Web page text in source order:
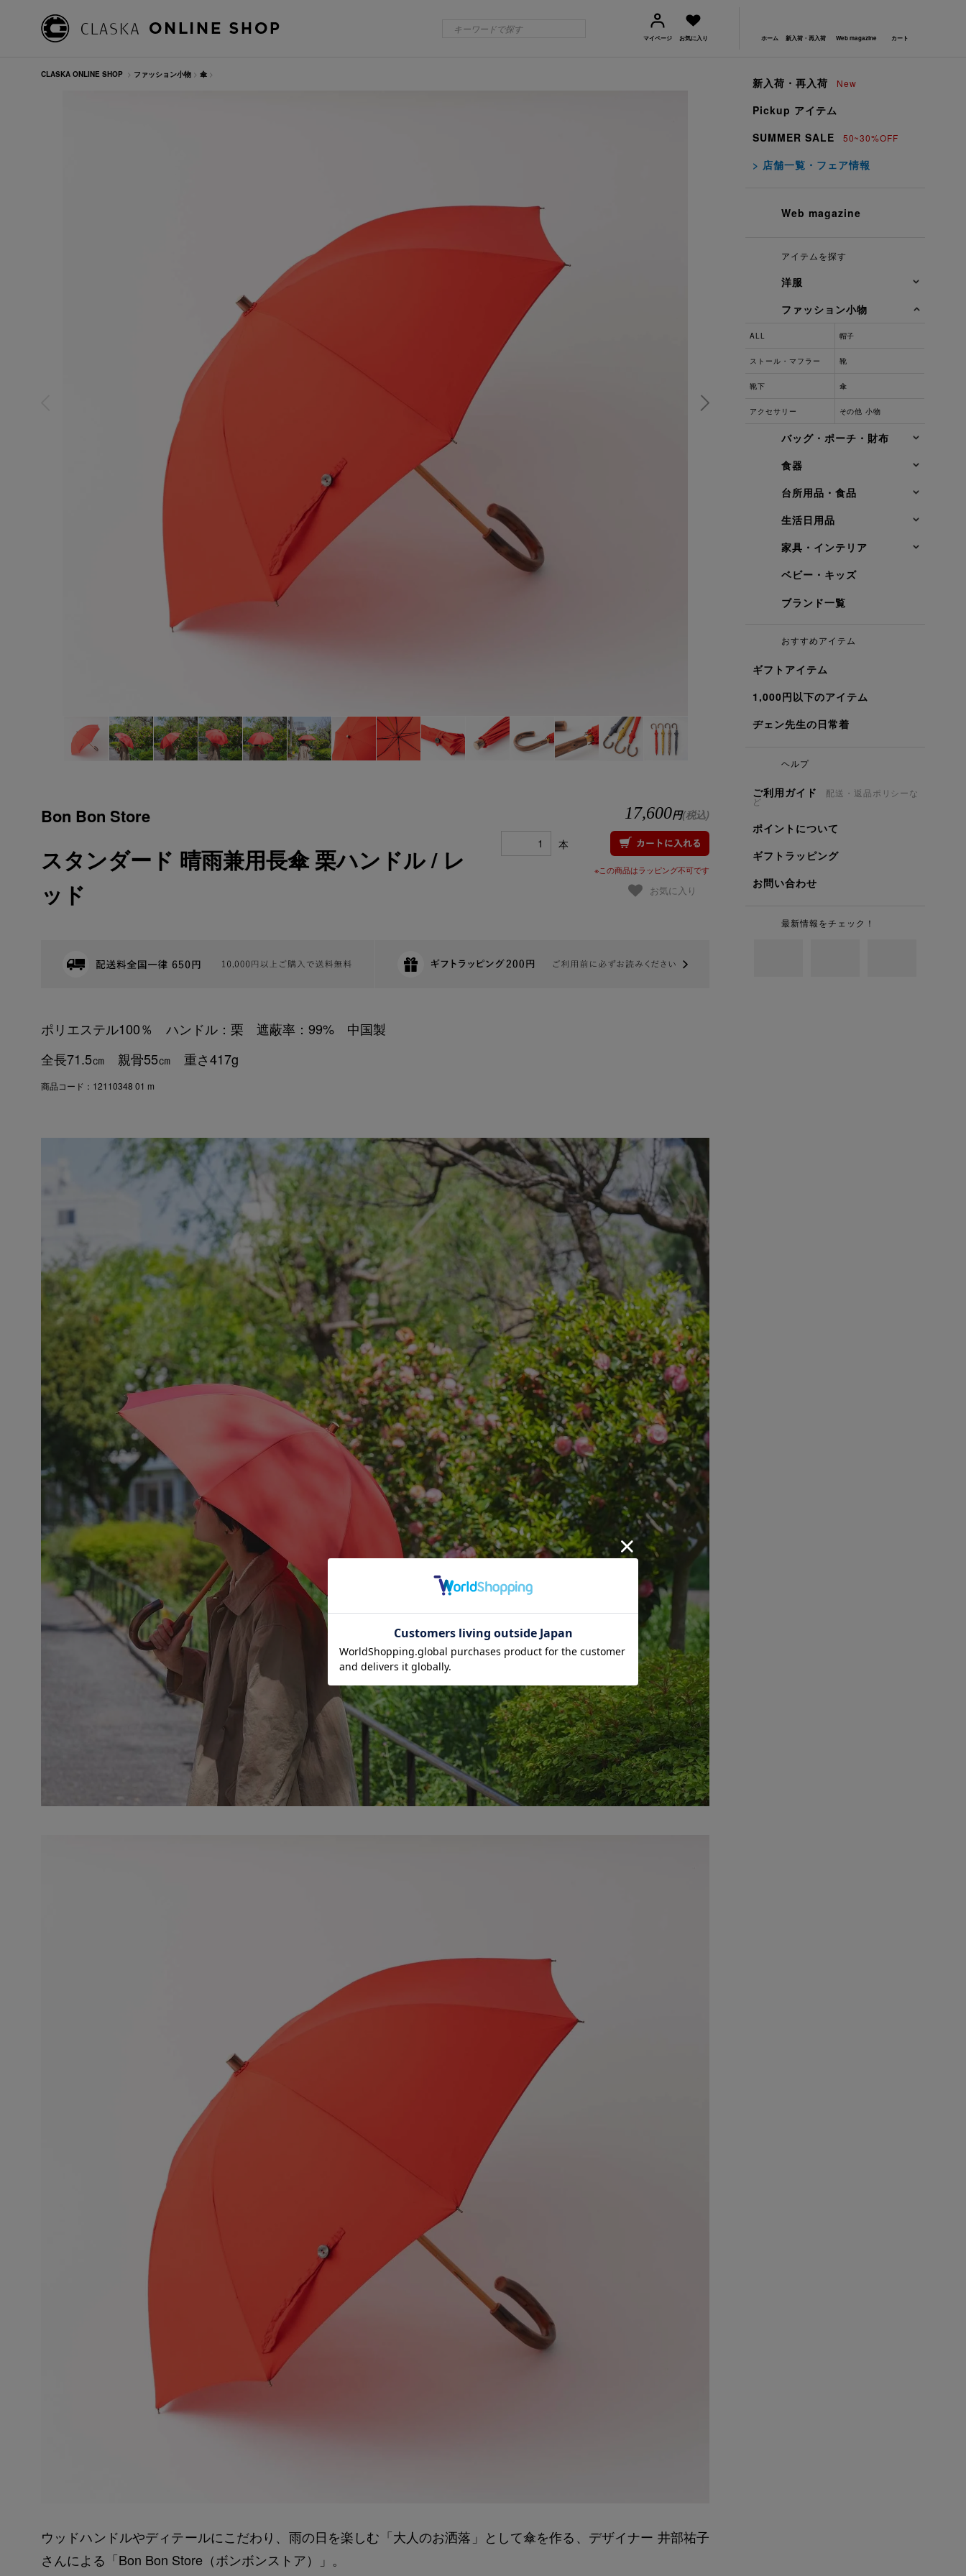
マイページ お気に入り ホーム 新入荷・再入荷 Web magazine カート
新入荷・再入荷 New
Pickup アイテム
SUMMER SALE
50~30%OFF
> 店舗一覧・フェア情報
Web magazine
アイテムを探す
洋服
ファッション小物
ALL 帽子
ストール・マフラー 靴
靴下 傘
アクセサリー その他 小物
バッグ・ポーチ・財布
食器
台所用品・食品
生活日用品
家具・インテリア
ベビー・キッズ
ブランド一覧
おすすめアイテム
ギフトアイテム
1,000円以下のアイテム
ヂェン先生の日常着
ヘルプ
ご利用ガイド 配送・返品ポリシーな
ど
ポイントについて
ギフトラッピング
お問い合わせ
最新情報をチェック！
CLASKA ONLINE SHOP > ファッション小物 > 傘 >
Bon Bon Store
スタンダード 晴雨兼用長傘 栗ハンドル / レ
ッド
17,600円(税込)
本
※この商品はラッピング不可です
お気に入り
ポリエステル100％ ハンドル：栗 遮蔽率：99% 中国製
全長71.5㎝ 親骨55㎝ 重さ417g
商品コード：12110348 01 m
ウッドハンドルやディテールにこだわり、雨の日を楽しむ「大人のお洒落」として傘を作る、デザイナー 井部祐子
さんによる「Bon Bon Store（ボンボンストア）」。